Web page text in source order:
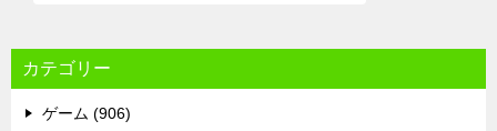
カテゴリー
ゲーム (906)